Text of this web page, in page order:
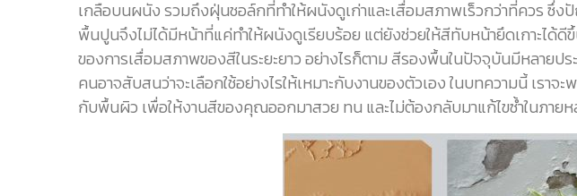
เกลือบนผนัง รวมถึงฝุ่นชอล์กที่ทำให้ผนังดูเก่าและเสื่อมสภาพเร็วกว่าที่ควร ซึ่
พื้นปูนจึงไม่ได้มีหน้าที่แค่ทำให้ผนังดูเรียบร้อย แต่ยังช่วยให้สีทับหน้ายึดเกาะได้
ของการเสื่อมสภาพของสีในระยะยาว อย่างไรก็ตาม สีรองพื้นในปัจจุบันมีหลาย
คนอาจสับสนว่าจะเลือกใช้อย่างไรให้เหมาะกับงานของตัวเอง ในบทความนี้ เรา
กับพื้นผิว เพื่อให้งานสีของคุณออกมาสวย ทน และไม่ต้องกลับมาแก้ไขซ้ำในภาย